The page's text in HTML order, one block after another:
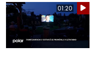
01:20